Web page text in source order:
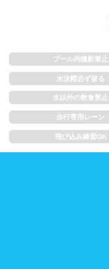
プール内撮影禁止
水泳帽必ず被る
水以外の飲食禁止
歩行専用レーン
飛び込み練習OK
バスタオル
浮き輪類